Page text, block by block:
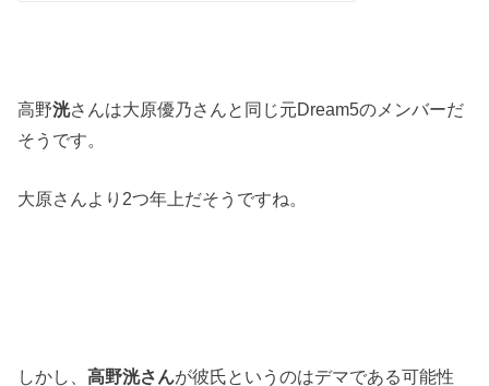
高野洸さんは大原優乃さんと同じ元Dream5のメンバーだ
そうです。
大原さんより 2つ年上だそうですね。
しかし、高野洸さんが彼氏というのはデマである可能性